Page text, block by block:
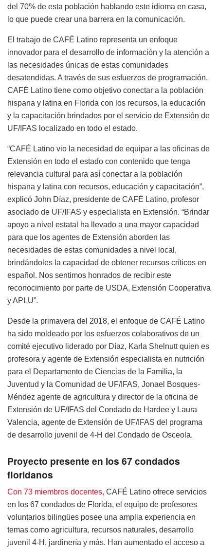
del 70% de esta población hablando este idioma en casa,
lo que puede crear una barrera en la comunicación.
El trabajo de CAFÉ Latino representa un enfoque
innovador para el desarrollo de información y la atención a
las necesidades únicas de estas comunidades
desatendidas. A través de sus esfuerzos de programación,
CAFÉ Latino tiene como objetivo conectar a la población
hispana y latina en Florida con los recursos, la educación
y la capacitación brindados por el servicio de Extensión de
UF/IFAS localizado en todo el estado.
“CAFÉ Latino vio la necesidad de equipar a las oficinas de
Extensión en todo el estado con contenido que tenga
relevancia cultural para así conectar a la población
hispana y latina con recursos, educación y capacitación”,
explicó John Díaz, presidente de CAFÉ Latino, profesor
asociado de UF/IFAS y especialista en Extensión. “Brindar
apoyo a nivel estatal ha llevado a una mayor capacidad
para que los agentes de Extensión aborden las
necesidades de estas comunidades a nivel local,
brindándoles la capacidad de obtener recursos críticos en
español. Nos sentimos honrados de recibir este
reconocimiento por parte de USDA, Extensión Cooperativa
y APLU”.
Desde la primavera del 2018, el enfoque de CAFÉ Latino
ha sido moldeado por los esfuerzos colaborativos de un
comité ejecutivo liderado por Díaz, Karla Shelnutt quien es
profesora y agente de Extensión especialista en nutrición
para el Departamento de Ciencias de la Familia, la
Juventud y la Comunidad de UF/IFAS, Jonael Bosques-
Méndez agente de agricultura y director de la oficina de
Extensión de UF/IFAS del Condado de Hardee y Laura
Valencia, agente de Extensión de UF/IFAS del programa
de desarrollo juvenil de 4-H del Condado de Osceola.
Proyecto presente en los 67 condados
floridanos
Con 73 miembros docentes, CAFÉ Latino ofrece servicios
en los 67 condados de Florida, el equipo de profesores
voluntarios bilingües posee una amplia experiencia en
temas como agricultura, recursos naturales, desarrollo
juvenil 4-H, jardinería y más. Han aumentado el acceso a